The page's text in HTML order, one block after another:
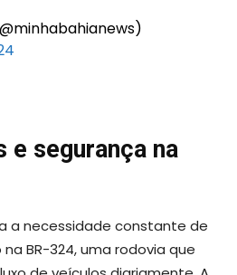
e segurança na
a necessidade constante de
BR-324, uma rodovia que